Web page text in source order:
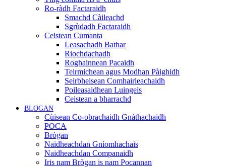
Ro-ràdh Factaraidh
Smachd Càileachd
Sgrùdadh Factaraidh
Ceistean Cumanta
Leasachadh Bathar
Riochdachadh
Roghainnean Pacaidh
Teirmichean agus Modhan Pàighidh
Seirbheisean Comhairleachaidh
Poileasaidhean Luingeis
Ceistean a bharrachd
BLOGAN
Cùisean Co-obrachaidh Gnàthachaidh
POCA
Brògan
Naidheachdan Gnìomhachais
Naidheachdan Companaidh
Iris nam Brògan is nam Pocannan